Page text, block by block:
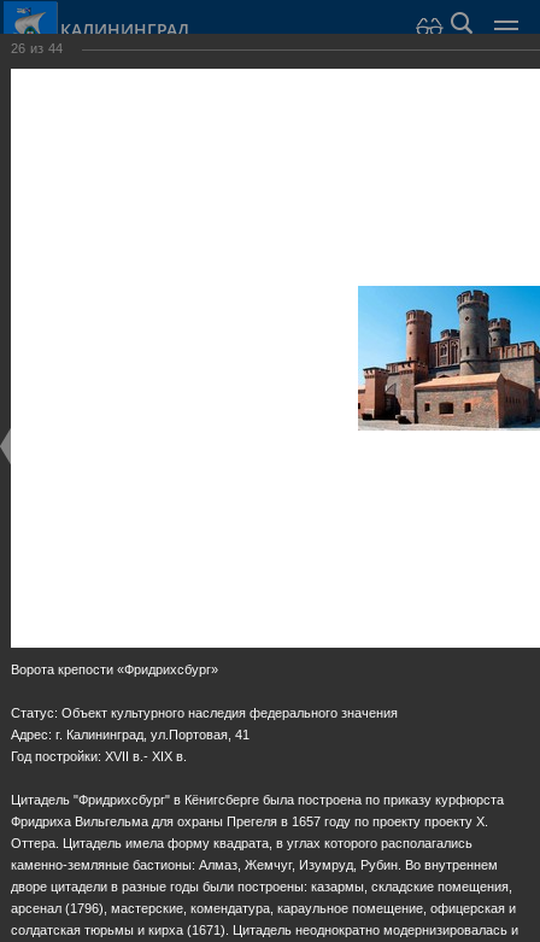
КАЛИНИНГРАД
26 из 44
Ворота крепости «Фридрихсбург»
Статус: Объект культурного наследия федерального значения
Адрес: г. Калининград, ул.Портовая, 41
Год постройки: XVII в.- XIX в.
Цитадель "Фридрихсбург" в Кёнигсберге была построена по приказу курфюрста
Фридриха Вильгельма для охраны Прегеля в 1657 году по проекту проекту X.
Оттера. Цитадель имела форму квадрата, в углах которого располагались
каменно-земляные бастионы: Алмаз, Жемчуг, Изумруд, Рубин. Во внутреннем
дворе цитадели в разные годы были построены: казармы, складские помещения,
арсенал (1796), мастерские, комендатура, караульное помещение, офицерская и
солдатская тюрьмы и кирха (1671). Цитадель неоднократно модернизировалась и